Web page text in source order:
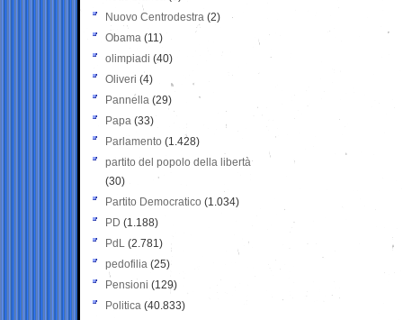
Nuovo Centrodestra (2)
Obama (11)
olimpiadi (40)
Oliveri (4)
Pannella (29)
Papa (33)
Parlamento (1.428)
partito del popolo della libertà
(30)
Partito Democratico (1.034)
PD (1.188)
PdL (2.781)
pedofilia (25)
Pensioni (129)
Politica (40.833)